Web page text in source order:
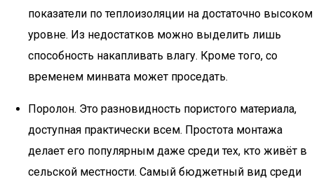
показатели по теплоизоляции на достаточно высоком
уровне. Из недостатков можно выделить лишь
способность накапливать влагу. Кроме того, со
временем минвата может проседать.
Поролон. Это разновидность пористого материала,
доступная практически всем. Простота монтажа
делает его популярным даже среди тех, кто живёт в
сельской местности. Самый бюджетный вид среди